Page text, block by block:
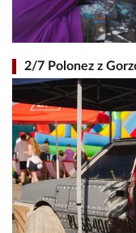
2/7 Polonez z